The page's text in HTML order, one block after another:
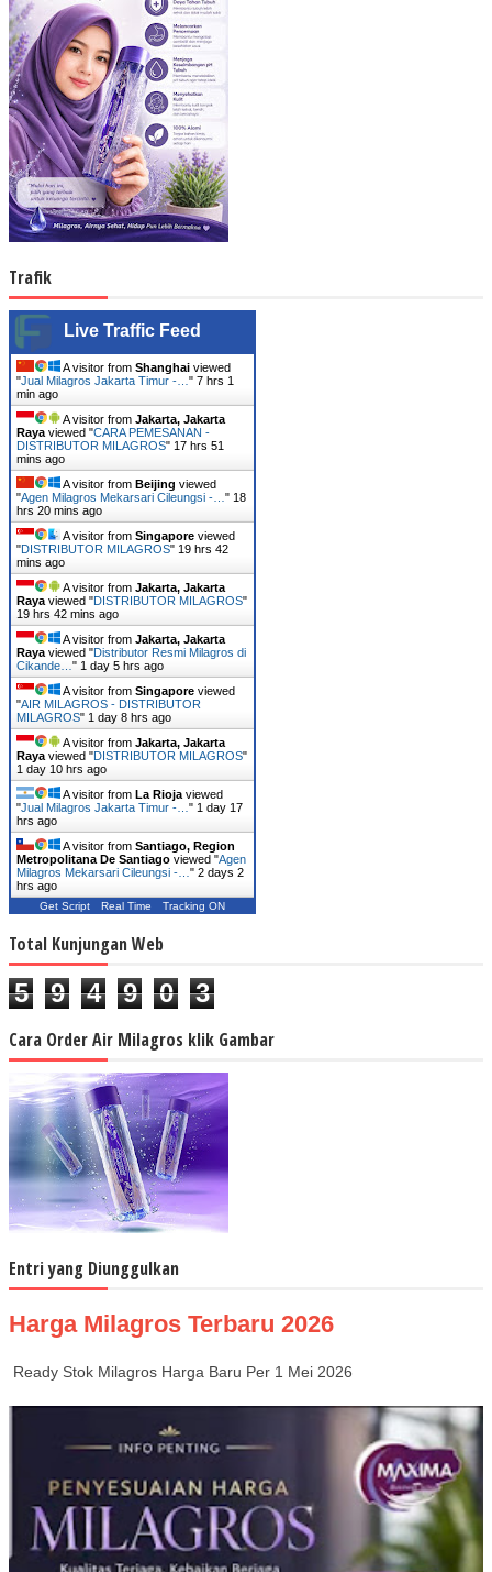
Trafik
Live Traffic Feed
A visitor from Shanghai viewed
"Jual Milagros Jakarta Timur -… " 7 hrs 1
min ago
A visitor from Jakarta, Jakarta
Raya viewed "CARA PEMESANAN -
DISTRIBUTOR MILAGROS" 17 hrs 51
mins ago
A visitor from Beijing viewed
"Agen Milagros Mekarsari Cileungsi -… " 18
hrs 20 mins ago
A visitor from Singapore viewed
"DISTRIBUTOR MILAGROS" 19 hrs 42
mins ago
A visitor from Jakarta, Jakarta
Raya viewed "DISTRIBUTOR MILAGROS"
19 hrs 42 mins ago
A visitor from Jakarta, Jakarta
Raya viewed "Distributor Resmi Milagros di
Cikande… " 1 day 5 hrs ago
A visitor from Singapore viewed
"AIR MILAGROS - DISTRIBUTOR
MILAGROS" 1 day 8 hrs ago
A visitor from Jakarta, Jakarta
Raya viewed "DISTRIBUTOR MILAGROS"
1 day 10 hrs ago
A visitor from La Rioja viewed
"Jual Milagros Jakarta Timur -… " 1 day 17
hrs ago
A visitor from Santiago, Region
Metropolitana De Santiago viewed "Agen
Milagros Mekarsari Cileungsi -… " 2 days 2
hrs ago
Get Script Real Time Tracking ON
Total Kunjungan Web
5 9 4 9 0 3
Cara Order Air Milagros klik Gambar
Entri yang Diunggulkan
Harga Milagros Terbaru 2026
Ready Stok Milagros Harga Baru Per 1 Mei 2026